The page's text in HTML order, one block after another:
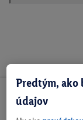
Predtým, ako
údajov